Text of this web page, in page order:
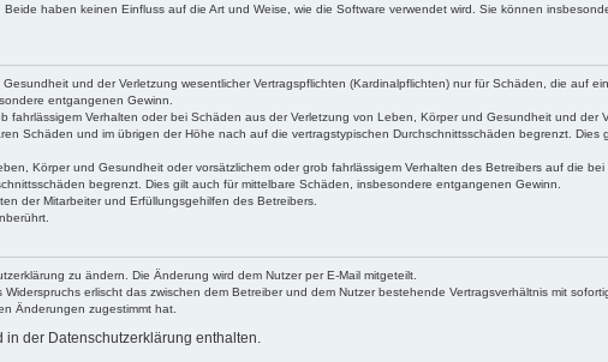
haben keinen Einfluss auf die Art und Weise, wie die Software verwendet wird. Sie können
und der Verletzung wesentlicher Vertragspflichten (Kardinalpflichten) nur für Schäden, die auf
entgangenen Gewinn.
fahrlässigem Verhalten oder bei Schäden aus der Verletzung von Leben, Körper und Gesundheit und der
Schäden und im übrigen der Höhe nach auf die vertragstypischen Durchschnittsschäden begrenzt.
Körper und Gesundheit oder vorsätzlichem oder grob fahrlässigem Verhalten des Betreibers auf die
begrenzt. Dies gilt auch für mittelbare Schäden, insbesondere entgangenen Gewinn.
der Mitarbeiter und Erfüllungsgehilfen des Betreibers.
zu ändern. Die Änderung wird dem Nutzer per E-Mail mitgeteilt.
erlischt das zwischen dem Betreiber und dem Nutzer bestehende Vertragsverhältnis mit
Änderungen zugestimmt hat.
der Datenschutzerklärung enthalten.